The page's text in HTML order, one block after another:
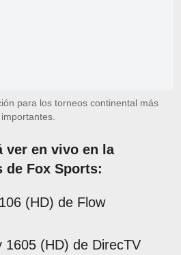
para los torneos continental más
importantes.
ver en vivo en la
de Fox Sports:
(HD) de Flow
1605 (HD) de DirecTV